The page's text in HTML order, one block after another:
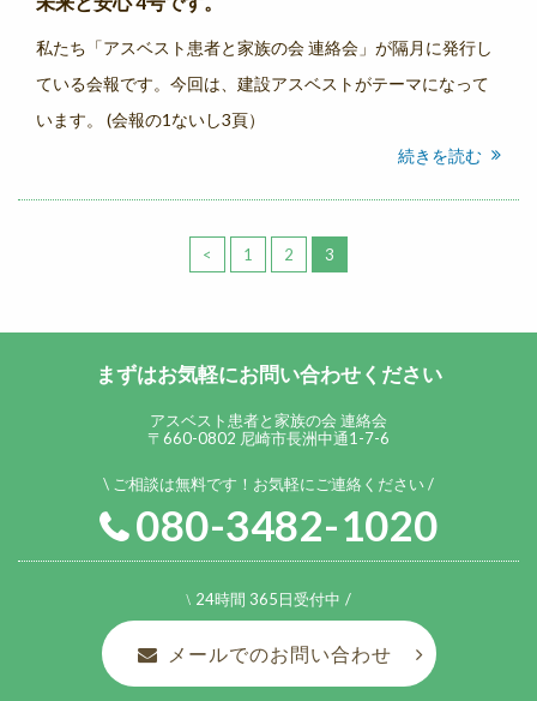
私たち「アスベスト患者と家族の会 連絡会」が隔月に発行し
ている会報です。今回は、建設アスベストがテーマになって
います。 (会報の1ないし3頁）
続きを読む
< 1 2 3
まずはお気軽にお問い合わせください
アスベスト患者と家族の会 連絡会
〒660-0802 尼崎市長洲中通1-7-6
ご相談は無料です！お気軽にご連絡ください
080-3482-1020
24時間 365日受付中
メールでのお問い合わせ